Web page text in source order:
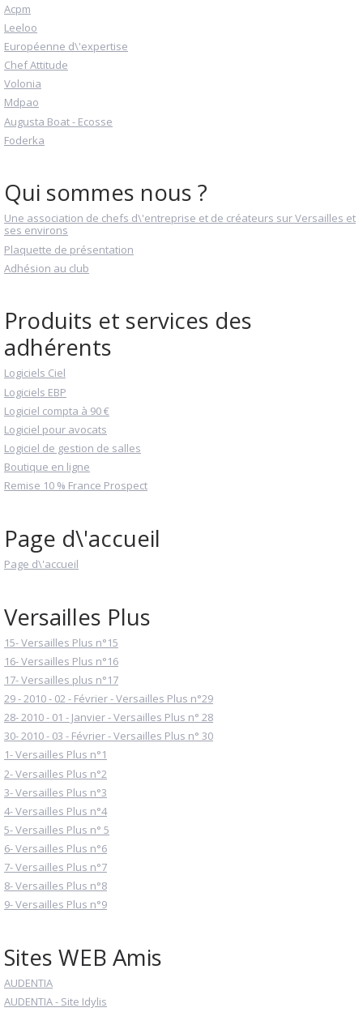
Acpm
Leeloo
Européenne d\'expertise
Chef Attitude
Volonia
Mdpao
Augusta Boat - Ecosse
Foderka
Qui sommes nous ?
Une association de chefs d\'entreprise et de créateurs sur Versailles et
ses environs
Plaquette de présentation
Adhésion au club
Produits et services des
adhérents
Logiciels Ciel
Logiciels EBP
Logiciel compta à 90 €
Logiciel pour avocats
Logiciel de gestion de salles
Boutique en ligne
Remise 10 % France Prospect
Page d\'accueil
Page d\'accueil
Versailles Plus
15- Versailles Plus n°15
16- Versailles Plus n°16
17- Versailles plus n°17
29 - 2010 - 02 - Février - Versailles Plus n°29
28- 2010 - 01 - Janvier - Versailles Plus n° 28
30- 2010 - 03 - Février - Versailles Plus n° 30
1- Versailles Plus n°1
2- Versailles Plus n°2
3- Versailles Plus n°3
4- Versailles Plus n°4
5- Versailles Plus n° 5
6- Versailles Plus n°6
7- Versailles Plus n°7
8- Versailles Plus n°8
9- Versailles Plus n°9
Sites WEB Amis
AUDENTIA
AUDENTIA - Site Idylis